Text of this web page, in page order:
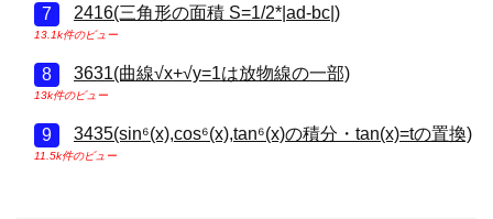
2416(三角形の面積 S=1/2*|ad-bc|)
13.1k件のビュー
3631(曲線√x+√y=1は放物線の一部)
13k件のビュー
3435(sin⁶(x),cos⁶(x),tan⁶(x)の積分・tan(x)=tの置換)
11.5k件のビュー